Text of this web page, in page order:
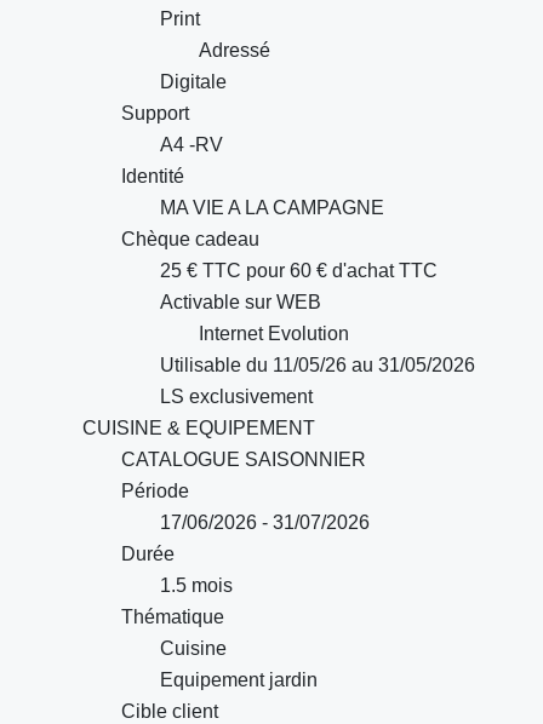
Print
Adressé
Digitale
Support
A4 -RV
Identité
MA VIE A LA CAMPAGNE
Chèque cadeau
25 € TTC pour 60 € d'achat TTC
Activable sur WEB
Internet Evolution
Utilisable du 11/05/26 au 31/05/2026
LS exclusivement
CUISINE & EQUIPEMENT
CATALOGUE SAISONNIER
Période
17/06/2026 - 31/07/2026
Durée
1.5 mois
Thématique
Cuisine
Equipement jardin
Cible client